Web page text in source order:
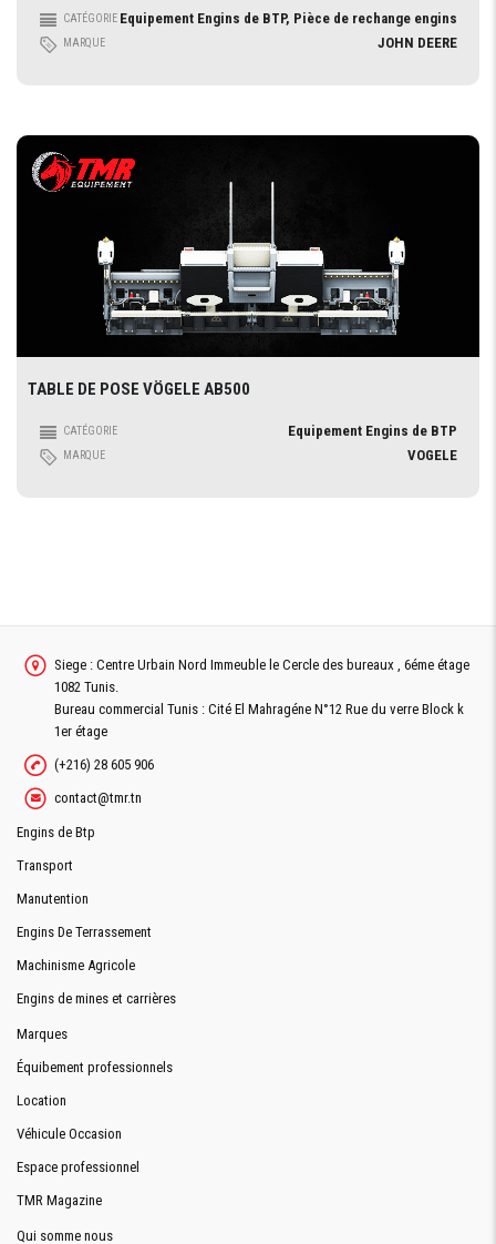
CATÉGORIE Equipement Engins de BTP, Pièce de rechange engins
MARQUE JOHN DEERE
TABLE DE POSE VÖGELE AB500
CATÉGORIE Equipement Engins de BTP
MARQUE VOGELE
Siege : Centre Urbain Nord Immeuble le Cercle des bureaux , 6éme étage
1082 Tunis.
Bureau commercial Tunis : Cité El Mahragéne N°12 Rue du verre Block k
1er étage
(+216) 28 605 906
contact@tmr.tn
Engins de Btp
Transport
Manutention
Engins De Terrassement
Machinisme Agricole
Engins de mines et carrières
Marques
Équibement professionnels
Location
Véhicule Occasion
Espace professionnel
TMR Magazine
Qui somme nous